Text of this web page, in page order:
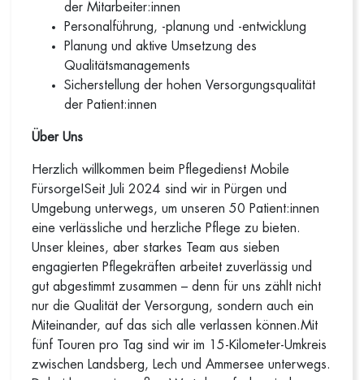
der Mitarbeiter:innen
Personalführung, -planung und -entwicklung
Planung und aktive Umsetzung des
Qualitätsmanagements
Sicherstellung der hohen Versorgungsqualität
der Patient:innen
Über Uns
Herzlich willkommen beim Pflegedienst Mobile
Fürsorge!Seit Juli 2024 sind wir in Pürgen und
Umgebung unterwegs, um unseren 50 Patient:innen
eine verlässliche und herzliche Pflege zu bieten.
Unser kleines, aber starkes Team aus sieben
engagierten Pflegekräften arbeitet zuverlässig und
gut abgestimmt zusammen – denn für uns zählt nicht
nur die Qualität der Versorgung, sondern auch ein
Miteinander, auf das sich alle verlassen können.Mit
fünf Touren pro Tag sind wir im 15-Kilometer-Umkreis
zwischen Landsberg, Lech und Ammersee unterwegs.